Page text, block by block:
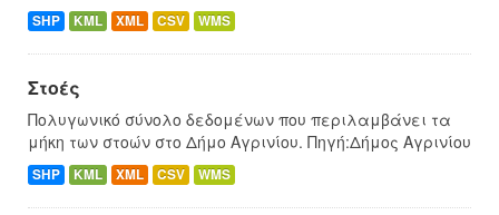
SHP KML XML CSV WMS
Στοές
Πολυγωνικό σύνολο δεδομένων που περιλαμβάνει τα
μήκη των στοών στο Δήμο Αγρινίου. Πηγή:Δήμος Αγρινίου
SHP KML XML CSV WMS